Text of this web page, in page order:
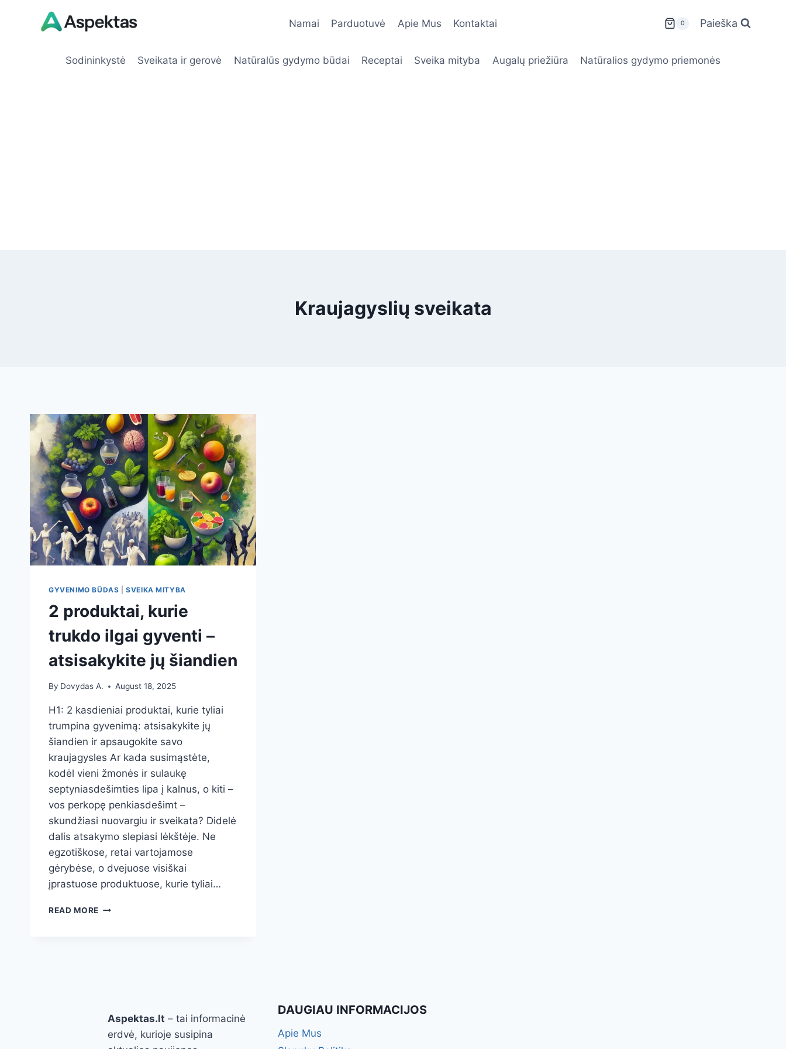
Namai Parduotuvė Apie Mus Kontaktai 0 Paieška
Sodininkystė Sveikata ir gerovė Natūralūs gydymo būdai Receptai Sveika mityba Augalų priežiūra Natūralios gydymo priemonės
Kraujagyslių sveikata
GYVENIMO BŪDAS |SVEIKA MITYBA
2 produktai, kurie
trukdo ilgai gyventi –
atsisakykite jų šiandien
By Dovydas A. August 18, 2025
H1: 2 kasdieniai produktai, kurie tyliai
trumpina gyvenimą: atsisakykite jų
šiandien ir apsaugokite savo
kraujagysles Ar kada susimąstėte,
kodėl vieni žmonės ir sulaukę
septyniasdešimties lipa į kalnus, o kiti –
vos perkopę penkiasdešimt –
skundžiasi nuovargiu ir sveikata? Didelė
dalis atsakymo slepiasi lėkštėje. Ne
egzotiškose, retai vartojamose
gėrybėse, o dvejuose visiškai
įprastuose produktuose, kurie tyliai…
READ MORE
ŠIANDIEN
Aspektas.lt – tai informacinė
erdvė, kurioje susipina
DAUGIAU INFORMACIJOS
Apie Mus